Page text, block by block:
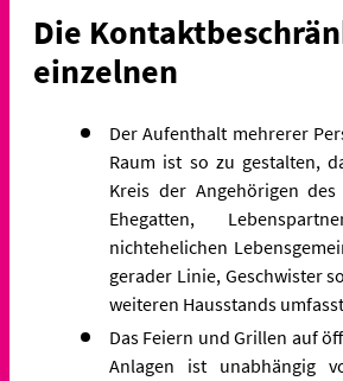
Die
einzelnen
Der Aufenthalt mehrerer
Raum ist so zu gestalten,
Kreis der Angehörigen des
Ehegatten,
nichtehelichen
gerader Linie, Geschwister
weiteren Hausstands
Das Feiern und Grillen auf
Anlagen ist unabhängig